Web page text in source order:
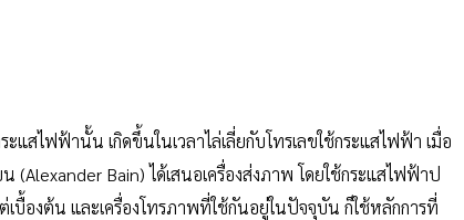
สไฟฟ้านั้น เกิดขึ้นในเวลาไล่เลี่ยกับโทรเลขใช้กระแสไฟฟ้า เมื่อ
Bain) ได้เสนอเครื่องส่งภาพ โดยใช้กระแสไฟฟ้าป
องต้น และเครื่องโทรภาพที่ใช้กันอยู่ในปัจจุบัน ก็ใช้หลักการที่